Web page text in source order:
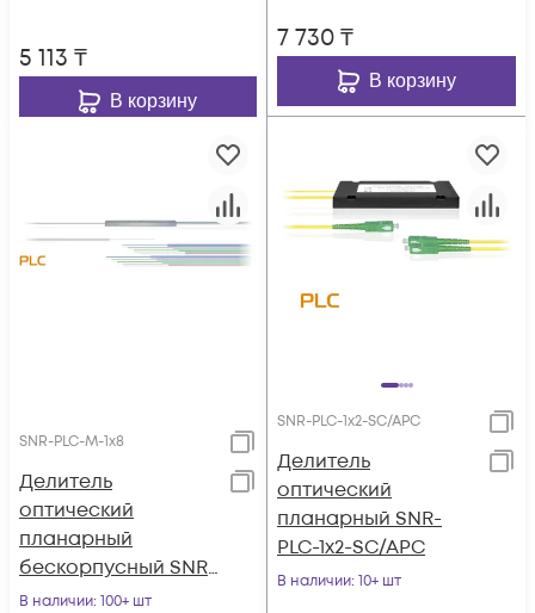
5 113 ₸
В корзину
7 730₸
В корзину
SNR-PLC-M-1x8
Делитель
оптический
планарный
бескорпусный SNR-
PLC-M-1x8
В наличии: 100+ шт
SNR-PLC-1x2-SC/APC
Делитель
оптический
планарный SNR-
PLC-1x2-SC/APC
В наличии: 10+ шт